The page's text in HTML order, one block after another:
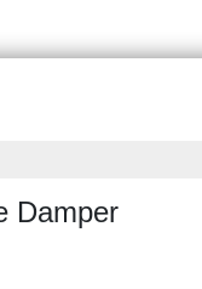
Damper